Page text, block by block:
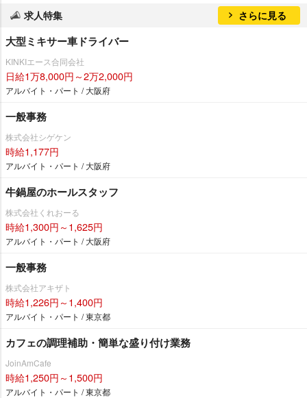
求人特集 さらに見る
大型ミキサー車ドライバー
KINKIエース合同会社
日給1万8,000円～2万2,000円
アルバイト・パート / 大阪府
一般事務
株式会社シゲケン
時給1,177円
アルバイト・パート / 大阪府
牛鍋屋のホールスタッフ
株式会社くれおーる
時給1,300円～1,625円
アルバイト・パート / 大阪府
一般事務
株式会社アキザト
時給1,226円～1,400円
アルバイト・パート / 東京都
カフェの調理補助・簡単な盛り付け業務
JoinAmCafe
時給1,250円～1,500円
アルバイト・パート / 東京都